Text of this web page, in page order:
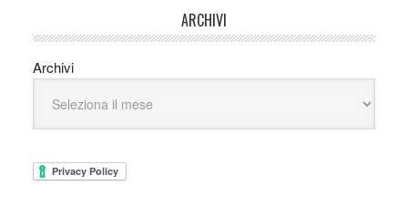
ARCHIVI
Archivi